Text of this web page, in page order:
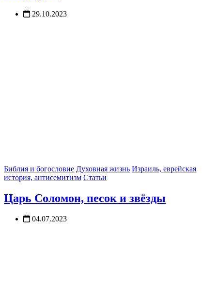
29.10.2023
Библия и богословие Духовная жизнь Израиль, еврейская
история, антисемитизм Статьи
Царь Соломон, песок и звёзды
04.07.2023